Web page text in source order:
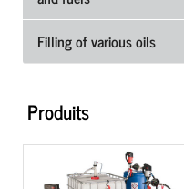
Filling of various oils
Produits